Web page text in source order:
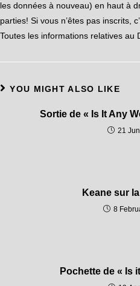
les données à nouveau) en haut à
parties! Si vous n’êtes pas inscrits,
Toutes les informations relatives au
YOU MIGHT ALSO LIKE
Sortie de « Is It Any
21
Keane sur
8
Pochette de « Is